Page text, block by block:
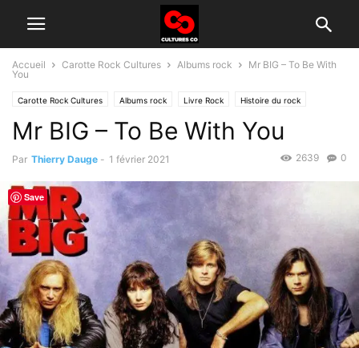
Accueil Carotte Rock Cultures Albums rock
Mr BIG – To Be With
You
Carotte Rock Cultures Albums rock Livre Rock Histoire du rock
Mr BIG – To Be With You
Par Thierry Dauge - 1 février 2021 0
2639
Save